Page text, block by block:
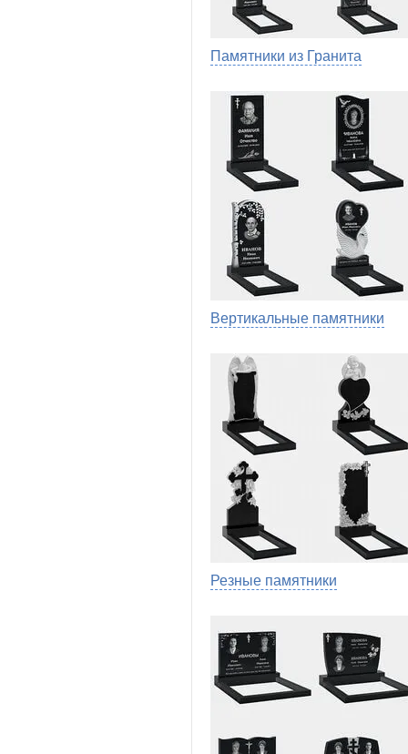
Памятники из Гранита
Вертикальные памятники
Резные памятники